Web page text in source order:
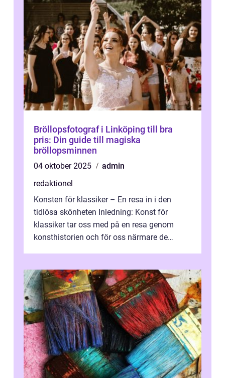
Bröllopsfotograf i Linköping till bra
pris: Din guide till magiska
bröllopsminnen
04 oktober 2025
admin
redaktionel
Konsten för klassiker – En resa in i den
tidlösa skönheten Inledning: Konst för
klassiker tar oss med på en resa genom
konsthistorien och för oss närmare de